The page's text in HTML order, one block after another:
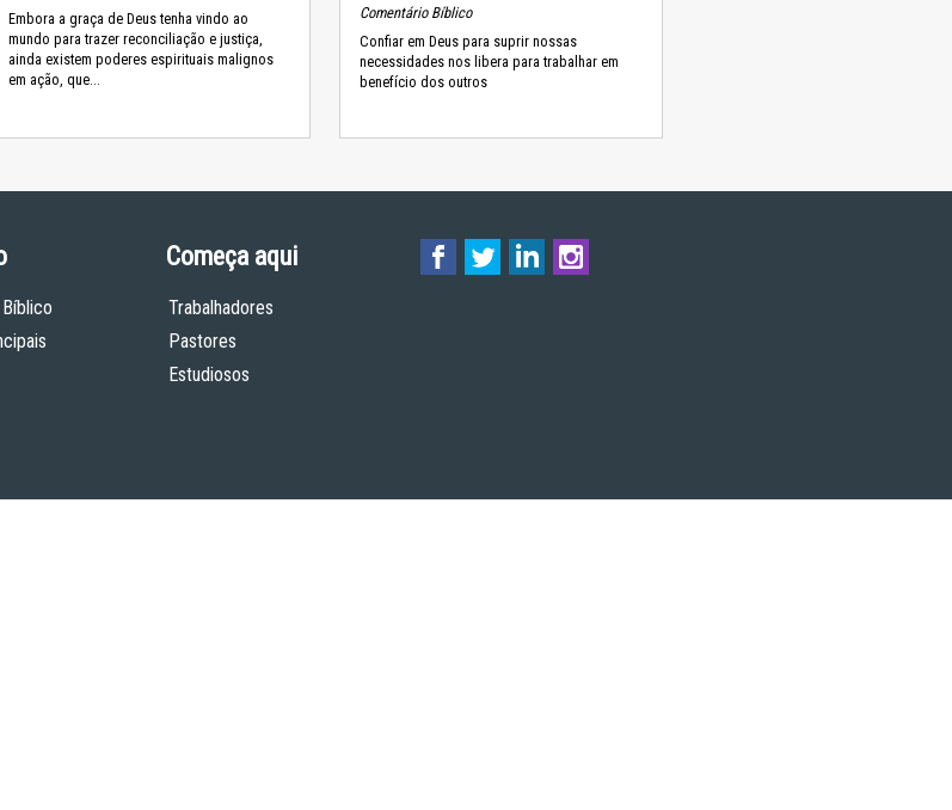
Embora a graça de Deus tenha vindo ao
mundo para trazer reconciliação e justiça,
ainda existem poderes espirituais malignos
em ação, que...
Comentário Bíblico
Confiar em Deus para suprir nossas
necessidades nos libera para trabalhar em
benefício dos outros
Começa aqui
Trabalhadores
Pastores
Estudiosos